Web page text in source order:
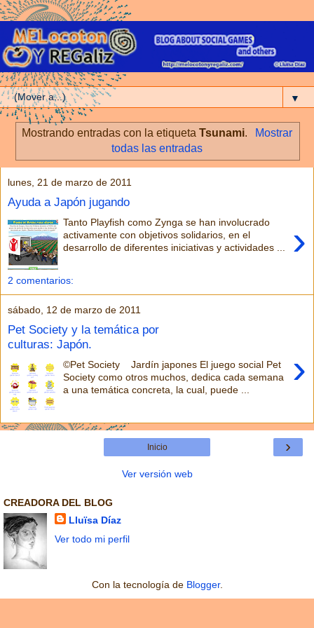
▼
Mostrando entradas con la etiquetaTsunami.
Mostrar
todas las entradas
lunes, 21 de marzo de 2011
Ayuda a Japón jugando
›
Tanto Playfish como Zynga se han involucrado
activamente con objetivos solidarios, en el
desarrollo de diferentes iniciativas y actividades ...
2 comentarios:
sábado, 12 de marzo de 2011
Pet Society y la temática por
culturas: Japón.
›
©Pet Society Jardín japones El juego social Pet
Society como otros muchos, dedica cada semana
a una temática concreta, la cual, puede ...
›
Inicio
Ver versión web
CREADORA DEL BLOG
Lluïsa Díaz
Ver todo mi perfil
Con la tecnología de Blogger.